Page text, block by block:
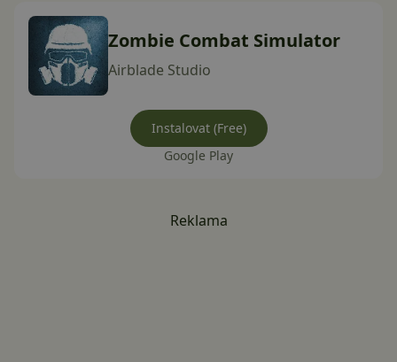
Zombie Combat Simulator
Airblade Studio
Instalovat (Free)
Google Play
Reklama